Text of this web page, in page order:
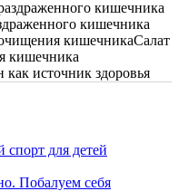
кишечника
Салат
кишечника
как источник здоровья
спорт для детей
Побалуем себя